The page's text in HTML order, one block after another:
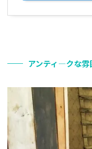
アンティ―クな雰